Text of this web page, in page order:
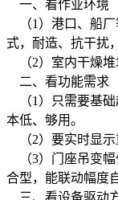
一、看作业环境
（1）港口、船厂
式，耐造、抗干扰
（2）室内干燥堆
二、看功能需求
（1）只需要基础
本低、够用。
（2）要实时显示
（3）门座吊变幅
合型，能联动幅度